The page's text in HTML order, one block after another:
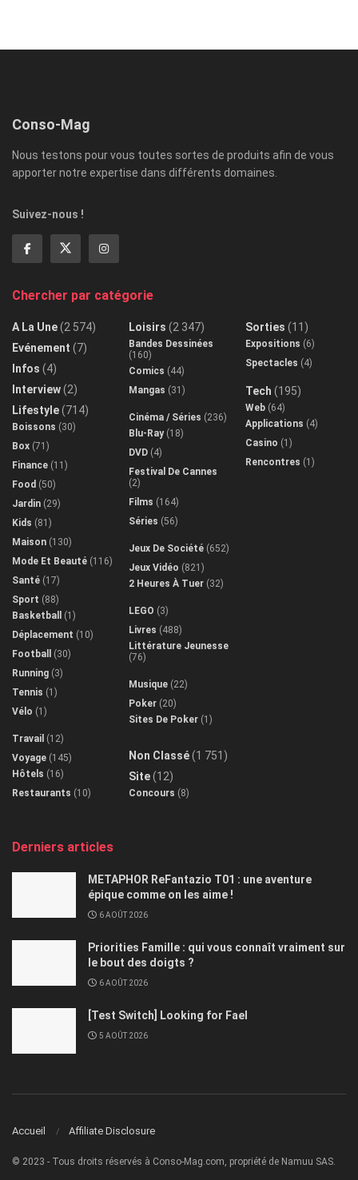
Conso-Mag
Nous testons pour vous toutes sortes de produits afin de vous
apporter notre expertise dans différents domaines.
Suivez-nous !
Chercher par catégorie
A La Une(2 574)
Evénement (7)
Infos (4)
Interview(2)
Lifestyle(714)
Boissons (30)
Box (71)
Finance (11)
Food (50)
Jardin (29)
Kids (81)
Maison (130)
Mode Et Beauté (116)
Santé (17)
Sport (88)
Basketball
(1)
Déplacement (10)
Football
(30)
Running (3)
Tennis (1)
Vélo (1)
Travail (12)
Voyage (145)
Hôtels (16)
Restaurants (10)
Loisirs (2 347)
Bandes Dessinées
(160)
Comics (44)
Mangas (31)
Cinéma / Séries (236)
Blu-Ray(18)
DVD (4)
Festival De Cannes
(2)
Films (164)
Séries (56)
Jeux De Société (652)
Jeux Vidéo (821)
2 Heures À Tuer (32)
LEGO (3)
Livres (488)
Littérature Jeunesse
(76)
Musique (22)
Poker (20)
Sites De Poker (1)
Non Classé(1 751)
Site(12)
Concours (8)
Sorties (11)
Expositions (6)
Spectacles (4)
Tech (195)
Web (64)
Applications (4)
Casino (1)
Rencontres (1)
Derniers articles
METAPHOR ReFantazio T01 : une aventure
épique comme on les aime !
6 AOÛT 2026
Priorities Famille : qui vous connaît vraiment sur
le bout des doigts ?
6 AOÛT 2026
[Test Switch] Looking for Fael
5 AOÛT 2026
Accueil Affiliate Disclosure
© 2023 - Tous droits réservés à Conso-Mag.com, propriété de Namuu SAS.